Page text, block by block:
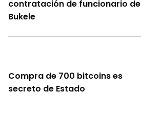
contratación de funcionario de
Bukele
Compra de 700 bitcoins es
secreto de Estado